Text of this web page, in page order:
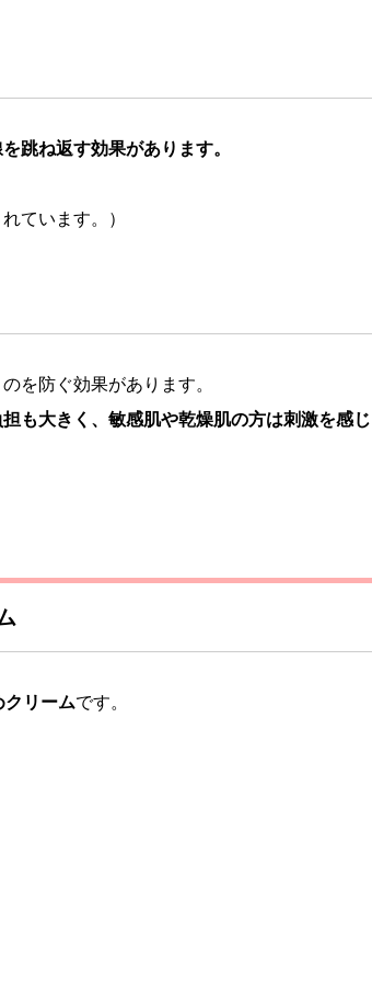
跳ね返す効果があります。
ています。）
を防ぐ効果があります。
も大きく、敏感肌や乾燥肌の方は刺激を感じ
クリームです。